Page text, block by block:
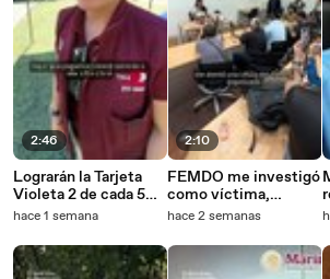
2:46
Lograrán la Tarjeta
Violeta 2 de cada 5
solicitantes; más de
diarios.
hace 1 semana
2:10
FEMDO me investigó
como víctima,
responde Montserrat
hace 2 semanas